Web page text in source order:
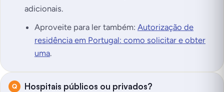
adicionais.
Aproveite para ler também: Autorização de
residência em Portugal: como solicitar e obter
uma.
Hospitais públicos ou privados?